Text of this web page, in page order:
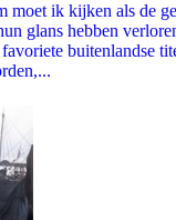
moet ik kijken als de
glans hebben
buitenlandse